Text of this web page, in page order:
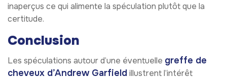
inaperçus ce qui alimente la spéculation plutôt que la
certitude.
Conclusion
Les spéculations autour d’une éventuelle greffe de
cheveux d’Andrew Garfieldillustrent l’intérêt